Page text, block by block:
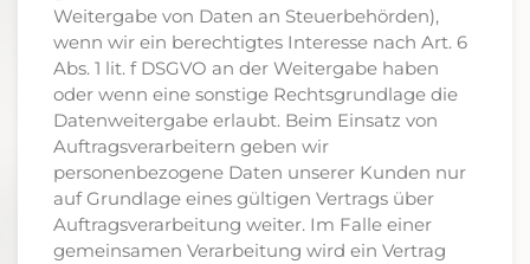
Weitergabe von Daten an Steuerbehörden),
wenn wir ein berechtigtes Interesse nach Art. 6
Abs. 1 lit. f DSGVO an der Weitergabe haben
oder wenn eine sonstige Rechtsgrundlage die
Datenweitergabe erlaubt. Beim Einsatz von
Auftragsverarbeitern geben wir
personenbezogene Daten unserer Kunden nur
auf Grundlage eines gültigen Vertrags über
Auftragsverarbeitung weiter. Im Falle einer
gemeinsamen Verarbeitung wird ein Vertrag